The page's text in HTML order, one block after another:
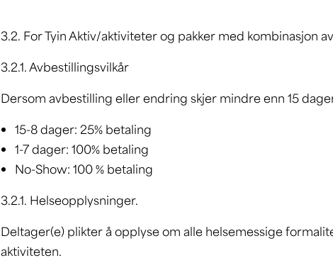
3.2. For Tyin Aktiv/aktiviteter og pakker med kombinasjon
3.2.1. Avbestillingsvilkår
Dersom avbestilling eller endring skjer mindre enn 15
15-8 dager: 25% betaling
1-7 dager: 100% betaling
No-Show: 100 % betaling
3.2.1. Helseopplysninger.
Deltager(e) plikter å opplyse om alle helsemessige
aktiviteten.